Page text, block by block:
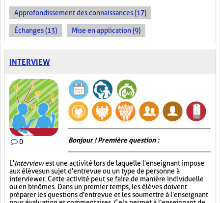
Approfondissement des connaissances (17)
Échanges (13) Mise en application (9)
INTERVIEW
0 Bonjour ! Première question :
L'Interviewest une activité lors de laquelle l'enseignant impose
aux élèves un sujet d'entrevue ou un type de personne à
interviewer. Cette activité peut se faire de manière individuelle
ou en binômes. Dans un premier temps, les élèves doivent
préparer les questions d'entrevue et les soumettre à l'enseignant